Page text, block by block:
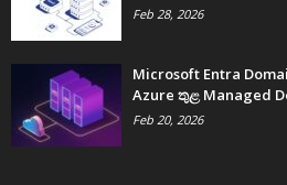
Feb 28, 2026
Microsoft Entra
Azure තුළ Managed
Feb 20, 2026